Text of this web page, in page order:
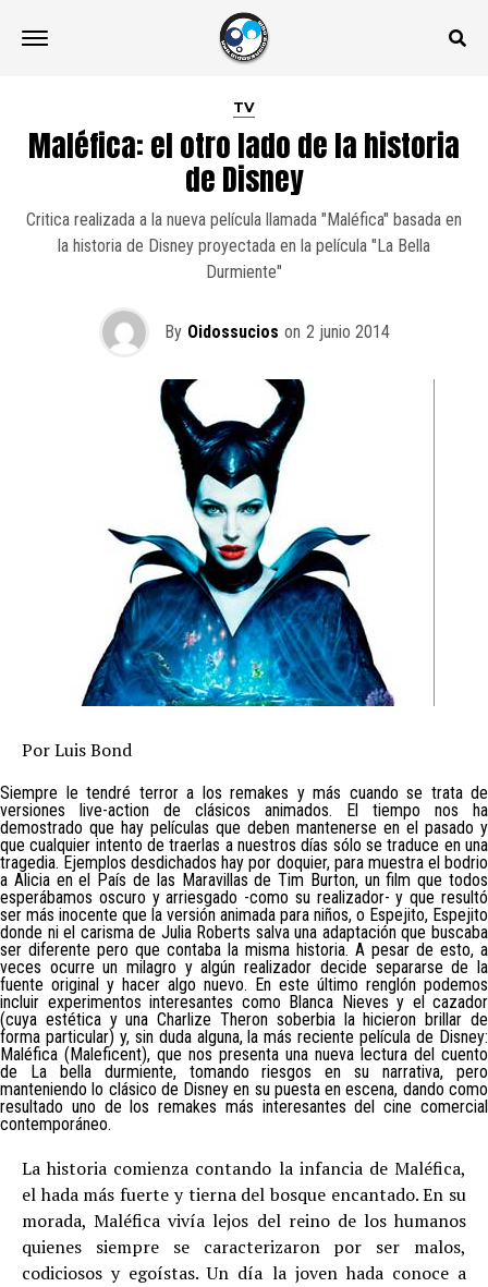
TV
Maléfica: el otro lado de la historia
de Disney
Critica realizada a la nueva película llamada "Maléfica" basada en
la historia de Disney proyectada en la película "La Bella
Durmiente"
By Oidossucios on 2 junio 2014
Por Luis Bond
Siempre le tendré terror a los remakes y más cuando se trata de
versiones live-action de clásicos animados. El tiempo nos ha
demostrado que hay películas que deben mantenerse en el pasado y
que cualquier intento de traerlas a nuestros días sólo se traduce en una
tragedia. Ejemplos desdichados hay por doquier, para muestra el bodrio
a Alicia en el País de las Maravillas de Tim Burton, un film que todos
esperábamos oscuro y arriesgado -como su realizador- y que resultó
ser más inocente que la versión animada para niños, o Espejito, Espejito
donde ni el carisma de Julia Roberts salva una adaptación que buscaba
ser diferente pero que contaba la misma historia. A pesar de esto, a
veces ocurre un milagro y algún realizador decide separarse de la
fuente original y hacer algo nuevo. En este último renglón podemos
incluir experimentos interesantes como Blanca Nieves y el cazador
(cuya estética y una Charlize Theron soberbia la hicieron brillar de
forma particular) y, sin duda alguna, la más reciente película de Disney:
Maléfica (Maleficent), que nos presenta una nueva lectura del cuento
de La bella durmiente, tomando riesgos en su narrativa, pero
manteniendo lo clásico de Disney en su puesta en escena, dando como
resultado uno de los remakes más interesantes del cine comercial
contemporáneo.
La historia comienza contando la infancia de Maléfica,
el hada más fuerte y tierna del bosque encantado. En su
morada, Maléfica vivía lejos del reino de los humanos
quienes siempre se caracterizaron por ser malos,
codiciosos y egoístas. Un día la joven hada conoce a